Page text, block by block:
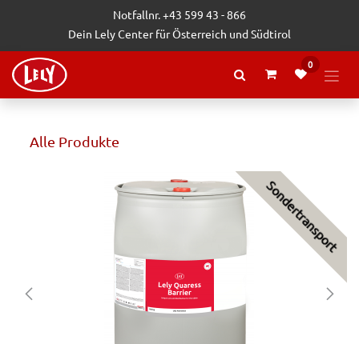
Zum Inhalt springenNotfallnr. +43 599 43 - 866
Dein Lely Center für Österreich und Südtirol
0
Alle Produkte
Sondertransport